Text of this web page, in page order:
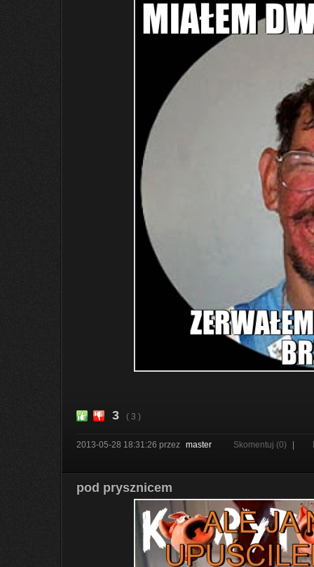
3 ( 3 )
2013-05-28 18:31:26 przez master Skomentuj (0)
pod prysznicem